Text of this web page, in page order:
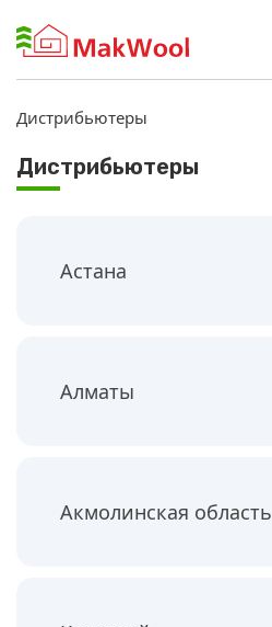
Дистрибьютеры
Дистрибьютеры
Астана
Алматы
Акмолинская область